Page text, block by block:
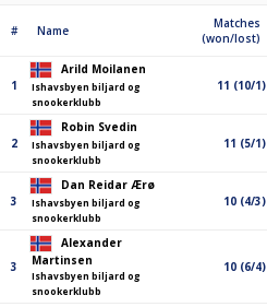
# Name
Matches
(won/lost)
1
Arild Moilanen
Ishavsbyen biljard og
snookerklubb
11 (10/1)
2
Robin Svedin
Ishavsbyen biljard og
snookerklubb
11 (5/1)
3
Dan Reidar Ærø
Ishavsbyen biljard og
snookerklubb
10 (4/3)
3
Alexander
Martinsen
Ishavsbyen biljard og
snookerklubb
10 (6/4)